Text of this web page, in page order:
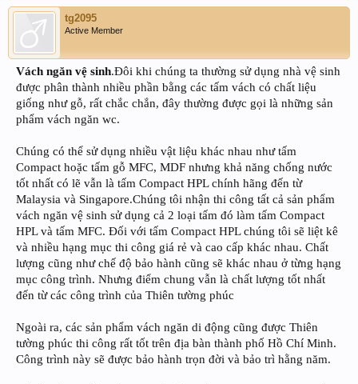
tg2095
Active Member
Vách ngăn vệ sinh.Đôi khi chúng ta thường sử dụng nhà vệ sinh
được phân thành nhiều phần bằng các tấm vách có chất liệu
giống như gỗ, rất chắc chắn, đây thường được gọi là những sản
phẩm vách ngăn wc.
Chúng có thể sử dụng nhiều vật liệu khác nhau như tấm
Compact hoặc tấm gỗ MFC, MDF nhưng khả năng chống nước
tốt nhất có lẽ vẫn là tấm Compact HPL chính hãng đến từ
Malaysia và Singapore.Chúng tôi nhận thi công tất cả sản phẩm
vách ngăn vệ sinh sử dụng cả 2 loại tấm đó làm tấm Compact
HPL và tấm MFC. Đối với tấm Compact HPL chúng tôi sẽ liệt kê
và nhiều hạng mục thi công giá rẻ và cao cấp khác nhau. Chất
lượng cũng như chế độ bảo hành cũng sẽ khác nhau ở từng hạng
mục công trình. Nhưng điểm chung vẫn là chất lượng tốt nhất
đến từ các công trình của Thiên tường phúc
Ngoài ra, các sản phẩm vách ngăn di động cũng được Thiên
tường phúc thi công rất tốt trên địa bàn thành phố Hồ Chí Minh.
Công trình này sẽ được bảo hành trọn đời và bảo trì hằng năm.